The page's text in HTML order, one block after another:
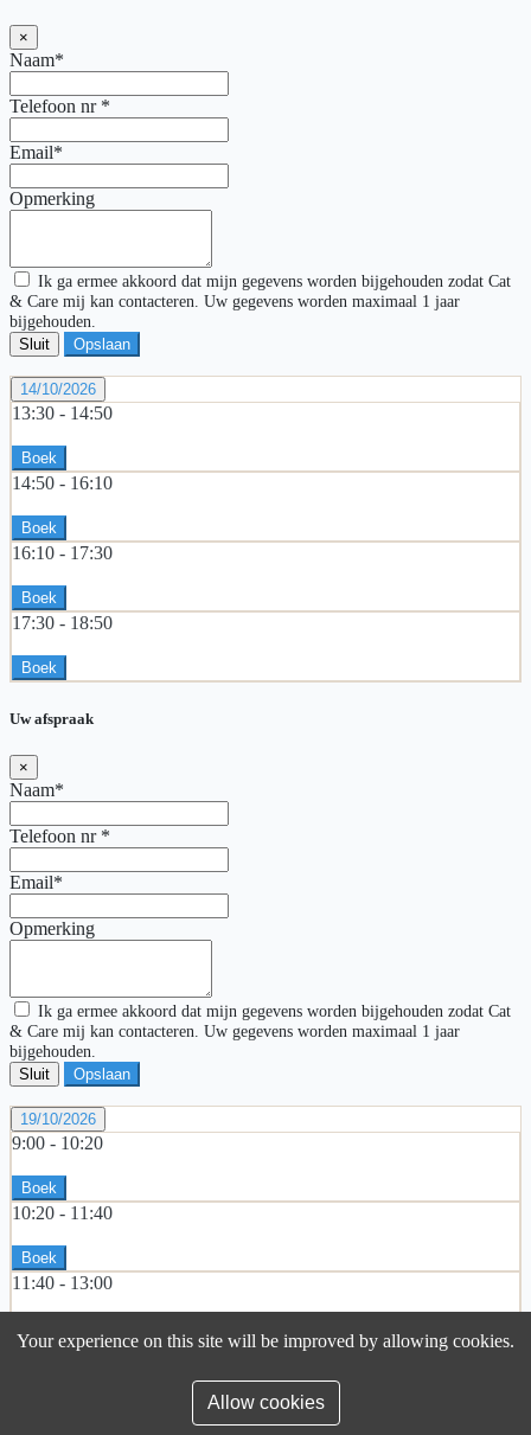
×
Naam*
Telefoon nr *
Email*
Opmerking
Ik ga ermee akkoord dat mijn gegevens worden bijgehouden zodat Cat
& Care mij kan contacteren. Uw gegevens worden maximaal 1 jaar
bijgehouden.
Sluit Opslaan
14/10/2026
13:30 - 14:50
Boek
14:50 - 16:10
Boek
16:10 - 17:30
Boek
17:30 - 18:50
Boek
Uw afspraak
×
Naam*
Telefoon nr *
Email*
Opmerking
Ik ga ermee akkoord dat mijn gegevens worden bijgehouden zodat Cat
& Care mij kan contacteren. Uw gegevens worden maximaal 1 jaar
bijgehouden.
Sluit Opslaan
19/10/2026
9:00 - 10:20
Boek
10:20 - 11:40
Boek
11:40 - 13:00
13:00 -14:20
Your experience on this site will be improved by allowing cookies.
Allow cookies